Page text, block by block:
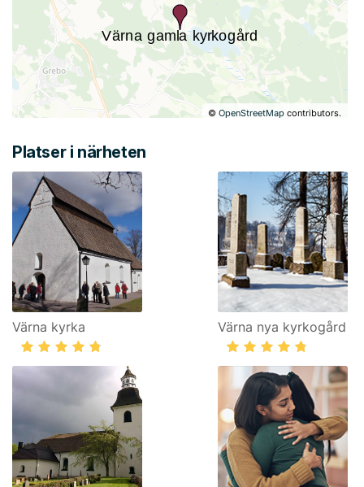
©OpenStreetMap contributors.
Platser i närheten
Värna kyrka Värna nya kyrkogård